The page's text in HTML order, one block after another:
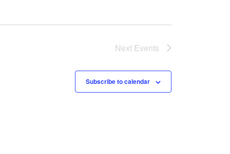
Next Events
Subscribe to calendar